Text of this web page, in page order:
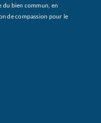
du bien commun, en
de compassion pour le